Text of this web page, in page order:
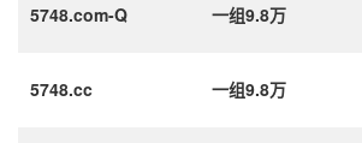
5748.com-Q 一组9.8万
5748.cc 一组9.8万